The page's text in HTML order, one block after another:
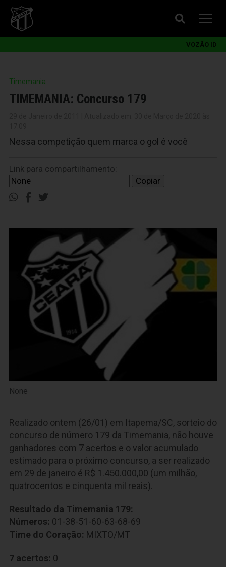
VOZÃO ID
Timemania
TIMEMANIA: Concurso 179
Nessa competição quem marca o gol é você
Link para compartilhamento:
Copiar
None
Realizado ontem (26/01) em Itapema/SC, sorteio do
concurso de número 179 da Timemania, não houve
ganhadores com 7 acertos e o valor acumulado
estimado para o próximo concurso, a ser realizado
em 29 de janeiro é R$ 1.450.000,00 (um milhão,
quatrocentos e cinquenta mil reais).
Resultado da Timemania 179:
Números: 01-38-51-60-63-68-69
Time do Coração: MIXTO/MT
7 acertos: 0